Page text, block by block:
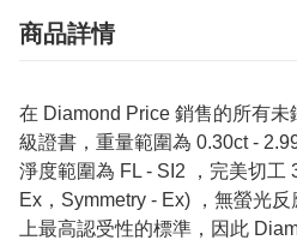
商品詳情
在 Diamond Price 銷售的所有未
級證書，重量範圍為 0.30ct -
淨度範圍為 FL - SI2 ，完美切工
Ex，Symmetry - Ex) ，無螢光
上最高認受性的標準，因此